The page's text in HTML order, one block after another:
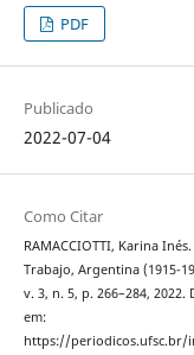
PDF
Publicado
2022-07-04
Como Citar
RAMACCIOTTI, Karina
Trabajo, Argentina (1915-
v. 3, n. 5, p. 266–284,
em:
https://periodicos.ufsc.br/